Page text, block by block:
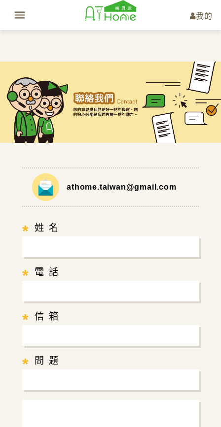
我的
athome.taiwan@gmail.com
* 姓 名
* 電 話
* 信 箱
* 問 題